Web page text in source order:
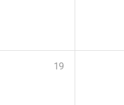
19